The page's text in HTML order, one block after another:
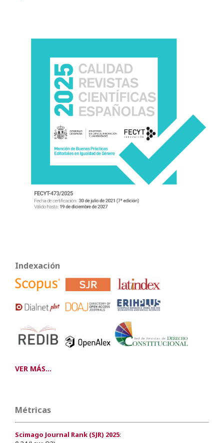
Indexación
VER MÁS...
Métricas
Scimago Journal Rank (SJR) 2025: